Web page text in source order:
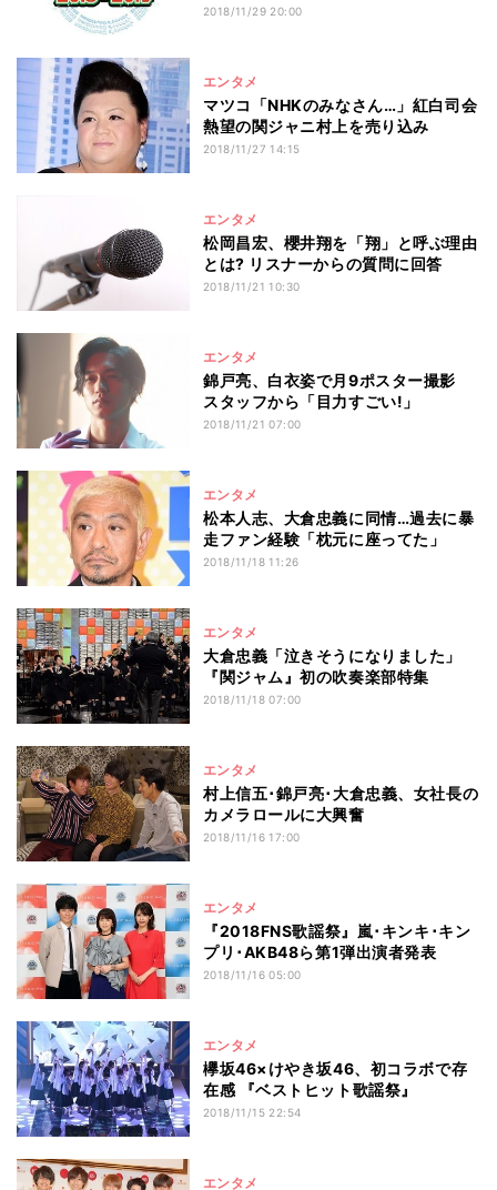
2018/11/29 20:00
エンタメ
マツコ「NHKのみなさん…」紅白司会
熱望の関ジャニ村上を売り込み
2018/11/27 14:15
エンタメ
松岡昌宏、櫻井翔を「翔」と呼ぶ理由
とは? リスナーからの質問に回答
2018/11/21 10:30
エンタメ
錦戸亮、白衣姿で月9ポスター撮影
スタッフから「目力すごい!」
2018/11/21 07:00
エンタメ
松本人志、大倉忠義に同情…過去に暴
走ファン経験「枕元に座ってた」
2018/11/18 11:26
エンタメ
大倉忠義「泣きそうになりました」
『関ジャム』初の吹奏楽部特集
2018/11/18 07:00
エンタメ
村上信五･錦戸亮･大倉忠義、女社長の
カメラロールに大興奮
2018/11/16 17:00
エンタメ
『2018FNS歌謡祭』嵐･キンキ･キン
プリ･AKB48ら第1弾出演者発表
2018/11/16 05:00
エンタメ
欅坂46×けやき坂46、初コラボで存
在感 『ベストヒット歌謡祭』
2018/11/15 22:54
エンタメ